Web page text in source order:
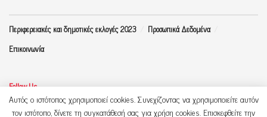
Περιφερειακές και δημοτικές εκλογές 2023
Προσωπικά Δεδομένα
Επικοινωνία
Follow Us
Αυτός ο ιστότοπος χρησιμοποιεί cookies. Συνεχίζοντας να χρησιμοποιείτε αυτόν
τον ιστότοπο, δίνετε τη συγκατάθεσή σας για χρήση cookies. Επισκεφθείτε την